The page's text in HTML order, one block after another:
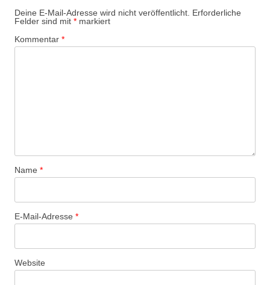
Deine E-Mail-Adresse wird nicht veröffentlicht. Erforderliche
Felder sind mit * markiert
Kommentar *
Name *
E-Mail-Adresse *
Website